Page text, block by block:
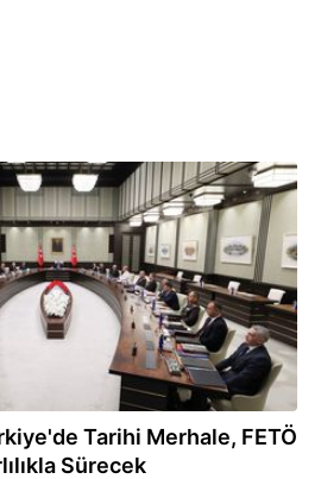
Tarihi Merhale, FETÖ
Sürecek